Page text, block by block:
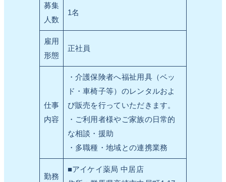
募集
人数
1名
雇用
形態
正社員
仕事
内容
・介護保険者へ福祉用具（ベッ
ド・車椅子等）のレンタルおよ
び販売を行っていただきます。
・ご利用者様やご家族の日常的
な相談・援助
・多職種・地域との連携業務
勤務
■アイケイ薬局 中居店